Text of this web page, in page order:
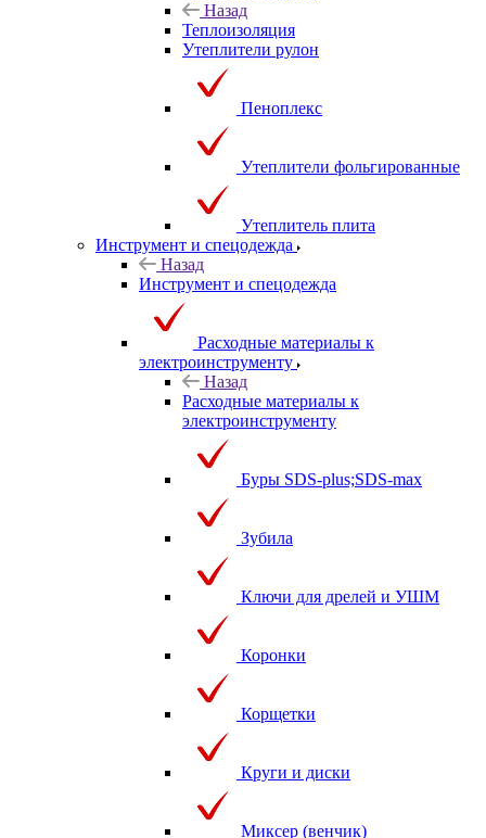
Назад
Теплоизоляция
Утеплители рулон
Пеноплекс
Утеплители фольгированные
Утеплитель плита
Инструмент и спецодежда
Назад
Инструмент и спецодежда
Расходные материалы к
электроинструменту
Назад
Расходные материалы к
электроинструменту
Буры SDS-plus;SDS-max
Зубила
Ключи для дрелей и УШМ
Коронки
Корщетки
Круги и диски
Миксер (венчик)